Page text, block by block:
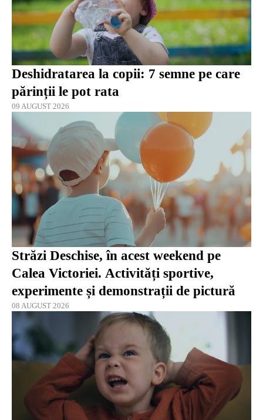
Deshidratarea la copii: 7 semne pe care
părinții le pot rata
09 AUGUST 2026
Străzi Deschise, în acest weekend pe
Calea Victoriei. Activități sportive,
experimente și demonstrații de pictură
08 AUGUST 2026